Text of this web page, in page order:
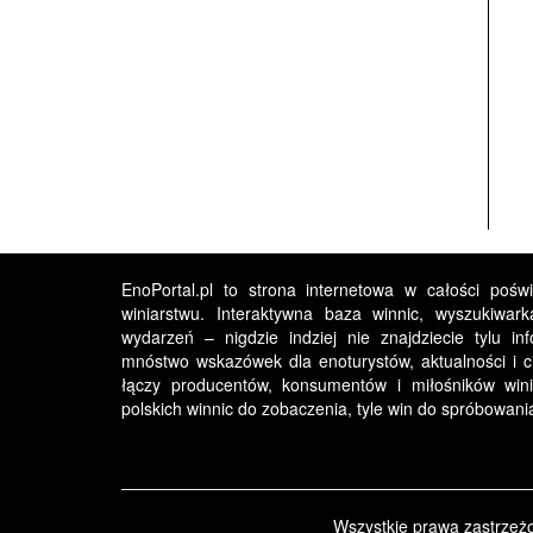
EnoPortal.pl to strona internetowa w całości
winiarstwu. Interaktywna baza winnic,
wydarzeń – nigdzie indziej nie znajdziecie tylu
mnóstwo wskazówek dla enoturystów, aktualności i
łączy producentów, konsumentów i miłośników
polskich winnic do zobaczenia, tyle win do
Wszystkie prawa